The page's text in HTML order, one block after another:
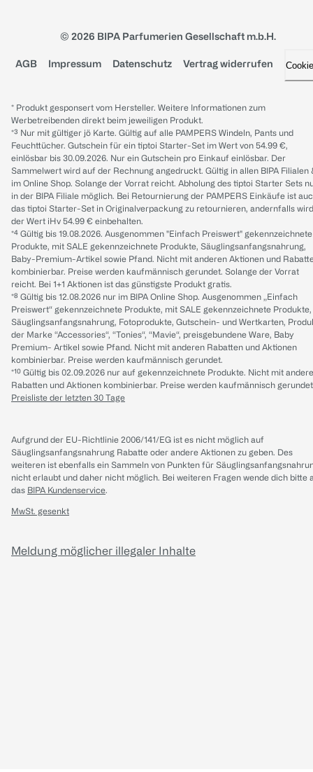
© 2026 BIPA Parfumerien Gesellschaft m.b.H.
AGB Impressum Datenschutz Vertrag widerrufen
* Produkt gesponsert vom Hersteller. Weitere Informationen zum
Werbetreibenden direkt beim jeweiligen Produkt.
*³ Nur mit gültiger jö Karte. Gültig auf alle PAMPERS Windeln, Pants und
Feuchttücher. Gutschein für ein tiptoi Starter-Set im Wert von 54.99 €,
einlösbar bis 30.09.2026. Nur ein Gutschein pro Einkauf einlösbar. Der
Sammelwert wird auf der Rechnung angedruckt. Gültig in allen BIPA Filialen
im Online Shop. Solange der Vorrat reicht. Abholung des tiptoi Starter Sets
in der BIPA Filiale möglich. Bei Retournierung der PAMPERS Einkäufe ist
das tiptoi Starter-Set in Originalverpackung zu retournieren, andernfalls wird
der Wert iHv 54.99 € einbehalten.
*⁴ Gültig bis 19.08.2026. Ausgenommen "Einfach Preiswert" gekennzeichnete
Produkte, mit SALE gekennzeichnete Produkte, Säuglingsanfangsnahrung,
Baby-Premium-Artikel sowie Pfand. Nicht mit anderen Aktionen und
kombinierbar. Preise werden kaufmännisch gerundet. Solange der Vorrat
reicht. Bei 1+1 Aktionen ist das günstigste Produkt gratis.
*⁸ Gültig bis 12.08.2026 nur im BIPA Online Shop. Ausgenommen „Einfach
Preiswert“ gekennzeichnete Produkte, mit SALE gekennzeichnete Produkte,
Säuglingsanfangsnahrung, Fotoprodukte, Gutschein- und Wertkarten,
der Marke “Accessories“, “Tonies“, “Mavie“, preisgebundene Ware, Baby
Premium- Artikel sowie Pfand. Nicht mit anderen Rabatten und Aktionen
kombinierbar. Preise werden kaufmännisch gerundet.
*¹⁰ Gültig bis 02.09.2026 nur auf gekennzeichnete Produkte. Nicht mit
Rabatten und Aktionen kombinierbar. Preise werden kaufmännisch
Preisliste der letzten 30 Tage
Aufgrund der EU-Richtlinie 2006/141/EG ist es nicht möglich auf
Säuglingsanfangsnahrung Rabatte oder andere Aktionen zu geben. Des
weiteren ist ebenfalls ein Sammeln von Punkten für
nicht erlaubt und daher nicht möglich. Bei weiteren Fragen wende dich bitte
das BIPA Kundenservice.
MwSt. gesenkt
Meldung möglicher illegaler Inhalte